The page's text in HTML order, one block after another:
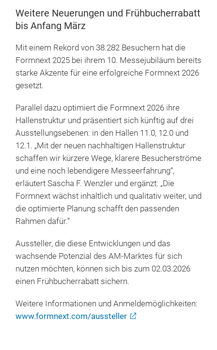
Weitere Neuerungen und Frühbucherrabatt
bis Anfang März
Mit einem Rekord von 38.282 Besuchern hat die
Formnext 2025 bei ihrem 10. Messejubiläum bereits
starke Akzente für eine erfolgreiche Formnext 2026
gesetzt.
Parallel dazu optimiert die Formnext 2026 ihre
Hallenstruktur und präsentiert sich künftig auf drei
Ausstellungsebenen: in den Hallen 11.0, 12.0 und
12.1. „Mit der neuen nachhaltigen Hallenstruktur
schaffen wir kürzere Wege, klarere Besucherströme
und eine noch lebendigere Messeerfahrung“,
erläutert Sascha F. Wenzler und ergänzt: „Die
Formnext wächst inhaltlich und qualitativ weiter, und
die optimierte Planung schafft den passenden
Rahmen dafür.“
Aussteller, die diese Entwicklungen und das
wachsende Potenzial des AM‑Marktes für sich
nutzen möchten, können sich bis zum 02.03.2026
einen Frühbucherrabatt sichern.
Weitere Informationen und Anmeldemöglichkeiten:
www.formnext.com/aussteller